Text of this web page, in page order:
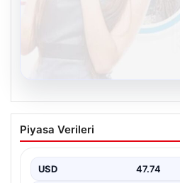
Kelebek chat adresi İle
Seviyeli Adresi Ve
kurması ciddi bir değer
birçok…
Piyasa Verileri
USD 47.74